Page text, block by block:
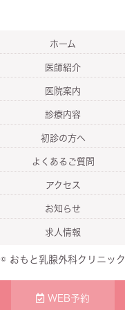
WEB予約
ホーム
医師紹介
医院案内
診療内容
初診の方へ
よくあるご質問
アクセス
お知らせ
求人情報
© おもと乳腺外科クリニック